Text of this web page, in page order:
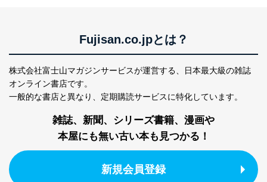
期限など、商品のお届けやご請求を行う上で支障がある
情報に変更があった場合には、当社が登録情報を変更さ
せていただく場合があります。
A.開示等の求めの申し出先、提出していただく書面等
開示等の求めは、電話又は電子メールにて下記までお申
し付けください。開示等の求めに際して提出していただ
■電話による場合
TEL:0570-200-223
株式会社富士山マガジンサービス 個人情報問い合わせ
受付時間：10:00～17:00（土、日、祝、年末年始休業）
Fujisan.co.jpとは？
株式会社富士山マガジンサービスが運営する、
日本最大級の雑誌
オンライン書店です。
一般的な書店と異なり、 定期購読サービスに特化しています。
雑誌、新聞、シリーズ書籍、漫画や
本屋にも無い古い本も見つかる！
新規会員登録